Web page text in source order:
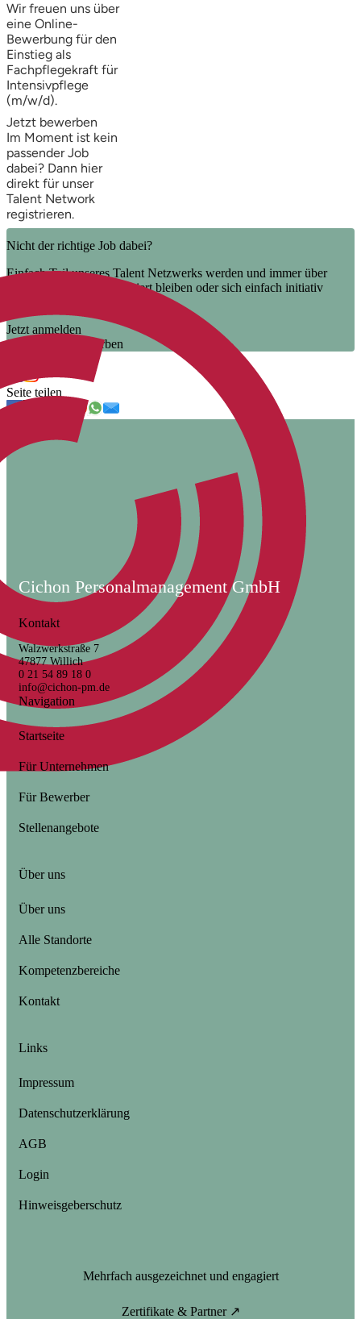
Wir freuen uns über
eine Online-
Bewerbung für den
Einstieg als
Fachpflegekraft für
Intensivpflege
(m/w/d).
Jetzt bewerben
Im Moment ist kein
passender Job
dabei? Dann hier
direkt für unser
Talent Network
registrieren.
Nicht der richtige Job dabei?
Einfach Teil unseres Talent Netzwerks werden und immer über
unsere neuen Jobs informiert bleiben oder sich einfach initiativ
Jetzt anmelden
Jetzt initiativ bewerben
Seite teilen
Cichon Personalmanagement GmbH
Kontakt
Walzwerkstraße 7
47877 Willich
0 21 54 89 18 0
info@cichon-pm.de
Navigation
Startseite
Für Unternehmen
Für Bewerber
Stellenangebote
Über uns
Über uns
Alle Standorte
Kompetenzbereiche
Kontakt
Links
Impressum
Datenschutzerklärung
AGB
Login
Hinweisgeberschutz
Mehrfach ausgezeichnet und engagiert
Zertifikate & Partner ↗